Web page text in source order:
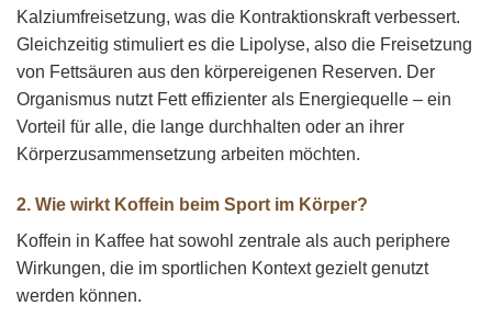
Kalziumfreisetzung, was die Kontraktionskraft verbessert.
Gleichzeitig stimuliert es die Lipolyse, also die Freisetzung
von Fettsäuren aus den körpereigenen Reserven. Der
Organismus nutzt Fett effizienter als Energiequelle – ein
Vorteil für alle, die lange durchhalten oder an ihrer
Körperzusammensetzung arbeiten möchten.
2. Wie wirkt Koffein beim Sport im Körper?
Koffein in Kaffee hat sowohl zentrale als auch periphere
Wirkungen, die im sportlichen Kontext gezielt genutzt
werden können.